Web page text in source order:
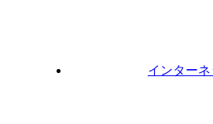
インターネ